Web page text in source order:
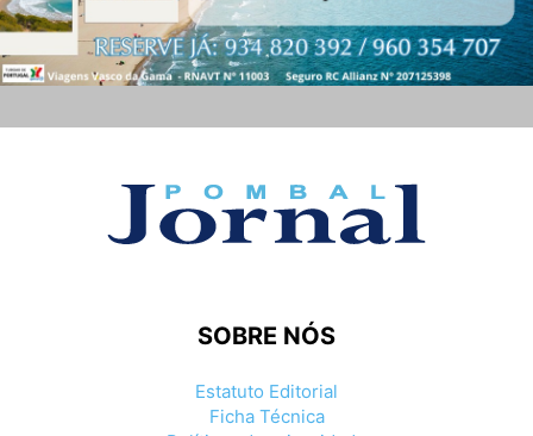
SOBRE NÓS
Estatuto Editorial
Ficha Técnica